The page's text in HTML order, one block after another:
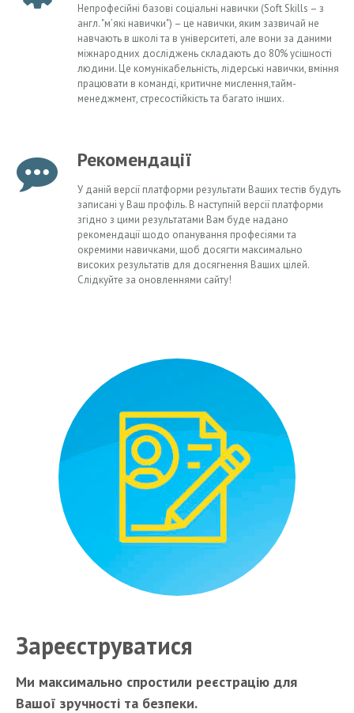
Непрофесійні базові соціальні навички (Soft Skills – з
англ. "м’які навички") – це навички, яким зазвичай не
навчають в школі та в університеті, але вони за даними
міжнародних досліджень складають до 80% усішності
людини. Це комунікабельність, лідерські навички, вміння
працювати в команді, критичне мислення,тайм-
менеджмент, стресостійкість та багато інших.
Рекомендації
У даній версії платформи результати Ваших тестів будуть
записані у Ваш профіль. В наступній версії платформи
згідно з цими результатами Вам буде надано
рекомендації щодо опанування професіями та
окремими навичками, щоб досягти максимально
високих результатів для досягнення Ваших цілей.
Слідкуйте за оновленнями сайту!
Зареєструватися
Ми максимально спростили реєстрацію для
Вашої зручності та безпеки.